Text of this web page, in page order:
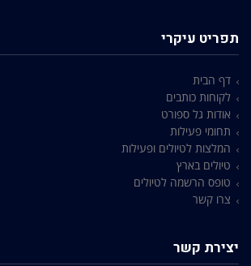
תפריט עיקרי
דף הבית
לקוחות כותבים
אודות גל ספורט
תחומי פעילות
המלצות לטיולים ופעילות
טיולים בארץ
טופס הרשמה לטיולים
צרו קשר
יצירת קשר